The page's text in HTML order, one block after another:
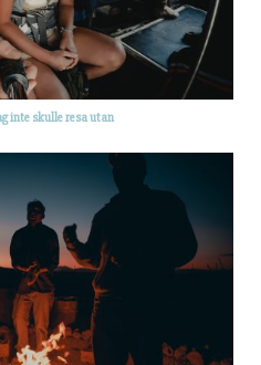
inte skulle resa utan